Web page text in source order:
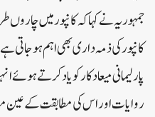
جمہوریہ نے کہا کہ کانپور میں چاروں
کانپور کی ذمہ داری بھی اہم
پارلیمانی میعاد کار کو یاد کرتے
روایات اور اس کی مطابقت کے عین